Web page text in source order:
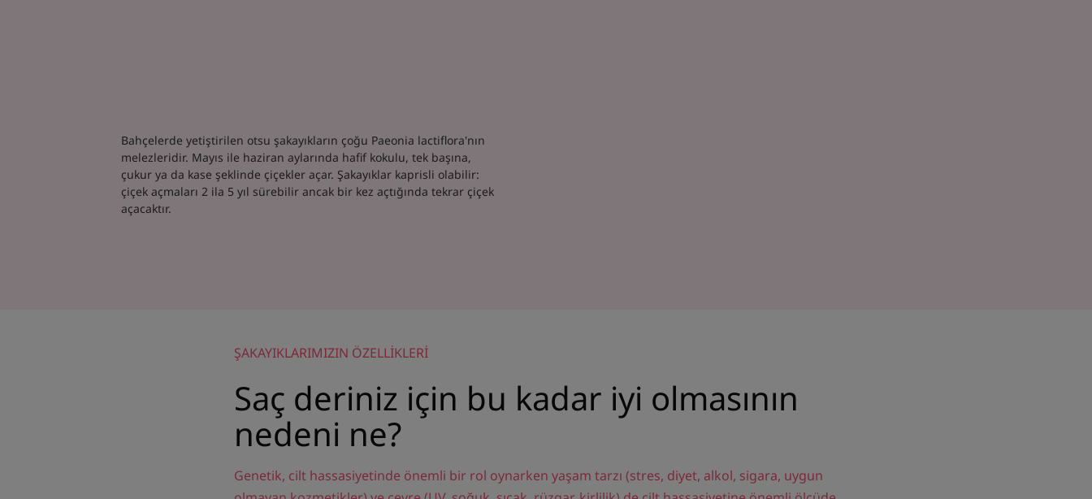
Bahçelerde yetiştirilen otsu şakayıkların çoğu Paeonia lactiflora'nın
melezleridir. Mayıs ile haziran aylarında hafif kokulu, tek başına,
çukur ya da kase şeklinde çiçekler açar. Şakayıklar kaprisli olabilir:
çiçek açmaları 2 ila 5 yıl sürebilir ancak bir kez açtığında tekrar çiçek
açacaktır.
ŞAKAYIKLARIMIZIN ÖZELLİKLERİ
Saç deriniz için bu kadar iyi olmasının
nedeni ne?
Genetik, cilt hassasiyetinde önemli bir rol oynarken yaşam tarzı (stres, diyet, alkol, sigara, uygun